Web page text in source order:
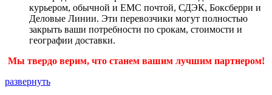
курьером, обычной и ЕМС почтой, СДЭК, Боксберри и
Деловые Линии. Эти перевозчики могут полностью
закрыть ваши потребности по срокам, стоимости и
географии доставки.
Мы твердо верим, что станем вашим лучшим партнером!
развернуть